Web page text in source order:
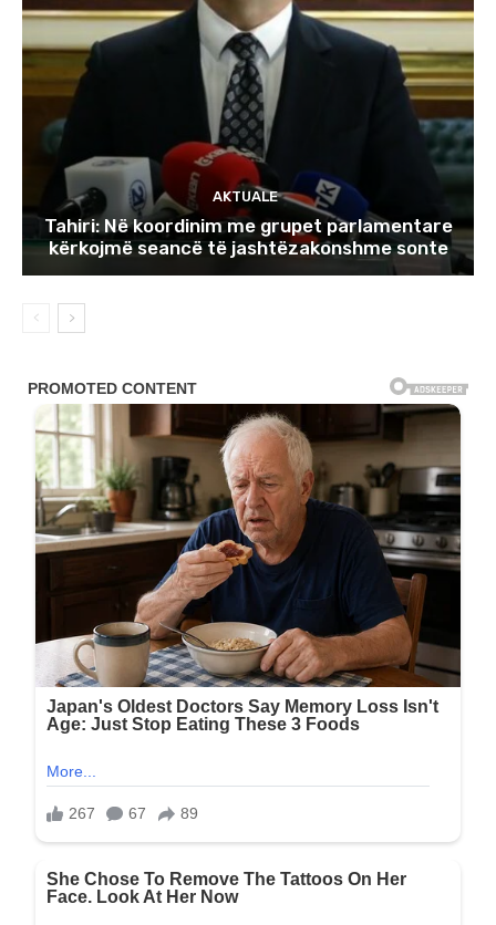
AKTUALE
Tahiri: Në koordinim me grupet parlamentare
kërkojmë seancë të jashtëzakonshme sonte